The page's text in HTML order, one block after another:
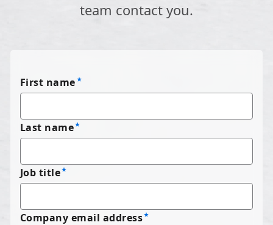
team contact you.
First name
Last name
Job title
Company email address